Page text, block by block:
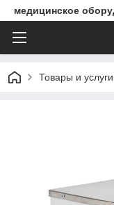
медицинское
Товары и услуги